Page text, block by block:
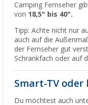
Camping Fernseher
von 18,5" bis 40".
Tipp: Achte nicht nur
auch auf die
der Fernseher gut
Schrankfach oder auf
Smart-TV oder
Du möchtest auch